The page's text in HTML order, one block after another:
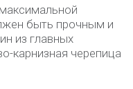
быть прочным и
из главных
карнизная черепица